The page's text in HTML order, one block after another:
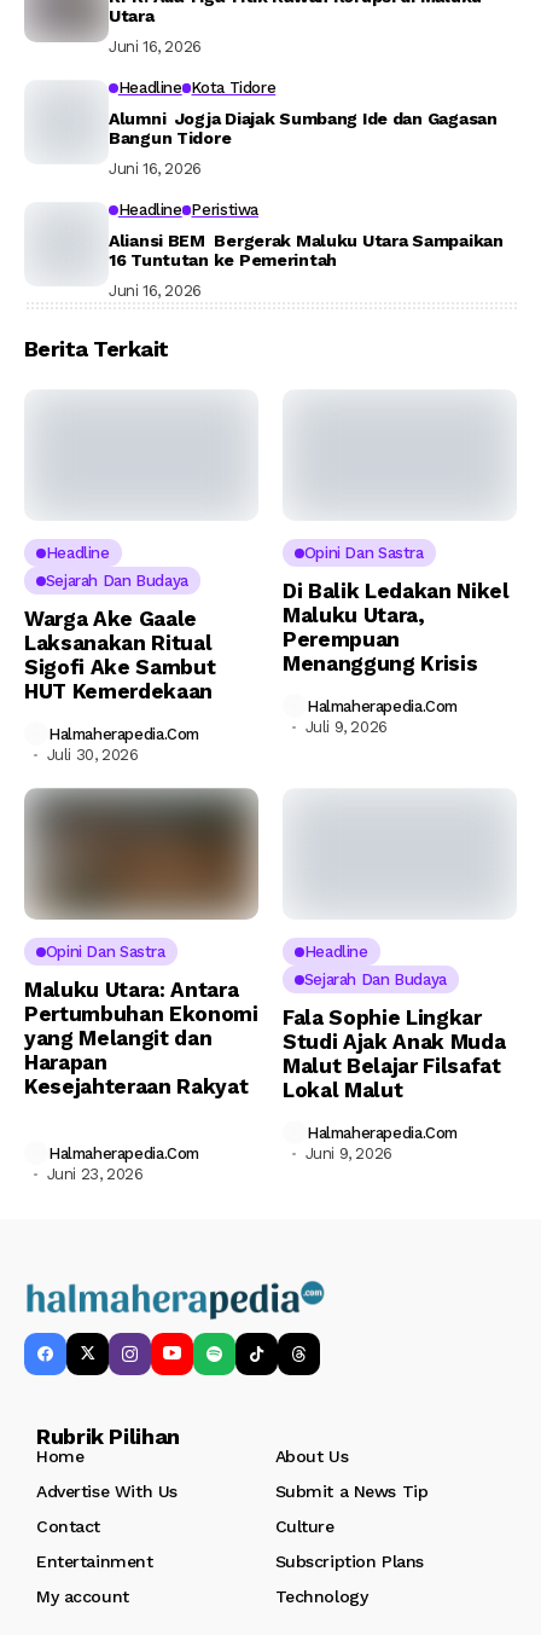
Utara
Juni 16, 2026
Headline Kota Tidore
Alumni Jogja Diajak Sumbang Ide dan Gagasan
Bangun Tidore
Juni 16, 2026
Headline Peristiwa
Aliansi BEM Bergerak Maluku Utara Sampaikan
16 Tuntutan ke Pemerintah
Juni 16, 2026
Berita Terkait
Headline
Sejarah Dan Budaya
Warga Ake Gaale
Laksanakan Ritual
Sigofi Ake Sambut
HUT Kemerdekaan
Halmaherapedia.com
Juli 30, 2026
Opini Dan Sastra
Di Balik Ledakan Nikel
Maluku Utara,
Perempuan
Menanggung Krisis
Halmaherapedia.com
Juli 9, 2026
Opini Dan Sastra
Maluku Utara: Antara
Pertumbuhan Ekonomi
yang Melangit dan
Harapan
Kesejahteraan Rakyat
Halmaherapedia.com
Juni 23, 2026
Headline
Sejarah Dan Budaya
Fala Sophie Lingkar
Studi Ajak Anak Muda
Malut Belajar Filsafat
Lokal Malut
Halmaherapedia.com
Juni 9, 2026
Rubrik Pilihan
Home
About Us
Advertise With Us
Submit a News Tip
Contact
Culture
Entertainment
Subscription Plans
My account
Technology